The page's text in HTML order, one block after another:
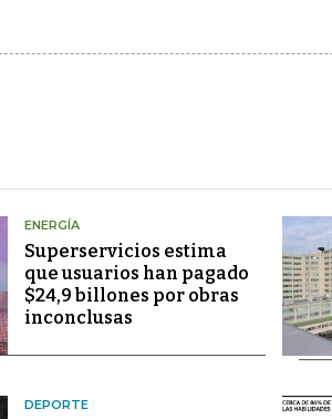
ENERGÍA
Superservicios estima
que usuarios han pagado
$24,9 billones por obras
inconclusas
DEPORTE